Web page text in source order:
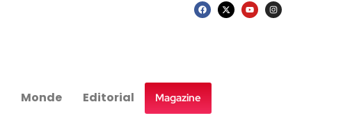
Monde Editorial Magazine